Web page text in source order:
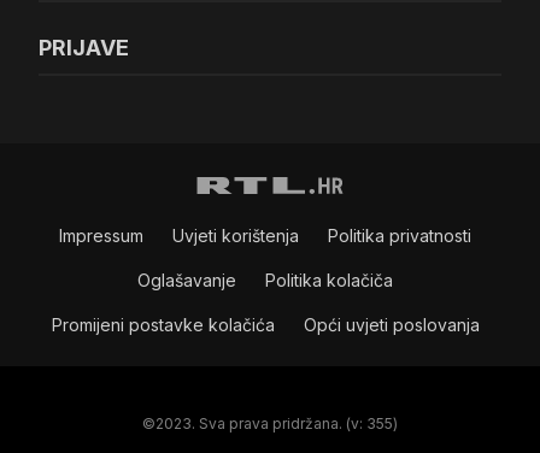
PRIJAVE
Impressum Uvjeti korištenja Politika privatnosti
Oglašavanje Politika kolačiča
Promijeni postavke kolačića Opći uvjeti poslovanja
©2023. Sva prava pridržana. (v: 355)